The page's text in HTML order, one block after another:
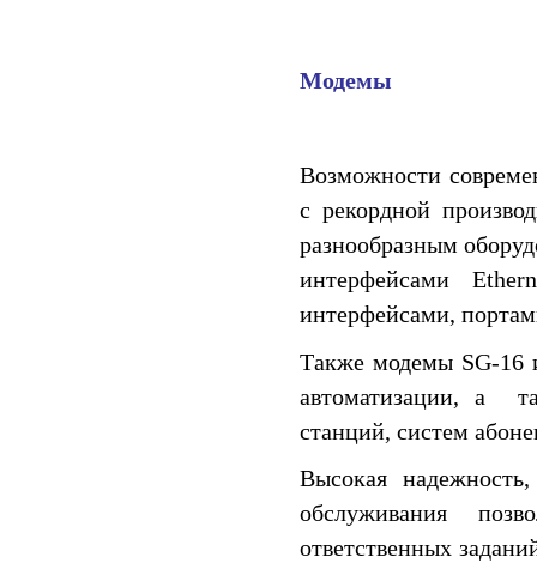
Модемы
Возможности
с рекордной
разнообразным
интерфейсами
интерфейсами,
Также модемы SG-16
автоматизации, а
станций, систем
Высокая
обслуживания
ответственных